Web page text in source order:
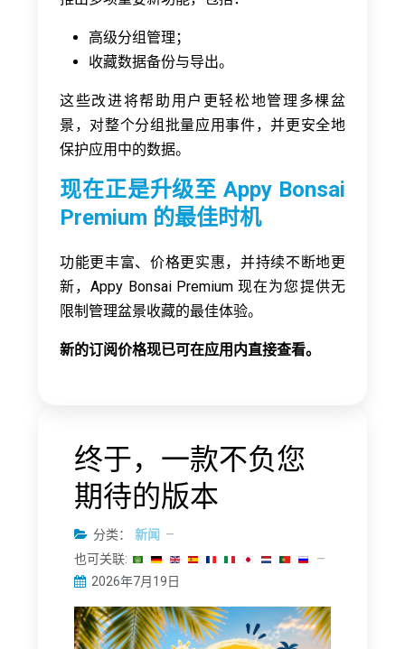
高级分组管理；
收藏数据备份与导出。
这些改进将帮助用户更轻松地管理多棵盆
景，对整个分组批量应用事件，并更安全地
保护应用中的数据。
现在正是升级至 Appy Bonsai
Premium 的最佳时机
功能更丰富、价格更实惠，并持续不断地更
新，Appy Bonsai Premium 现在为您提供无
限制管理盆景收藏的最佳体验。
新的订阅价格现已可在应用内直接查看。
终于，一款不负您
期待的版本
分类：
新闻
也可关联:
2026年7月19日